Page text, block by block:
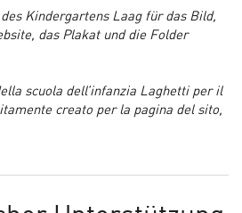
Kindergartens Laag für das Bild,
das Plakat und die Folder
scuola dell’infanzia Laghetti per il
creato per la pagina del sito,